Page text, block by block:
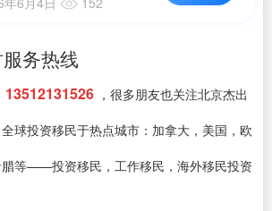
务热线
13512131526 ，很多朋友也关注北京杰出
球投资移民于热点城市：加拿大，美国，欧
等——投资移民，工作移民，海外移民投资